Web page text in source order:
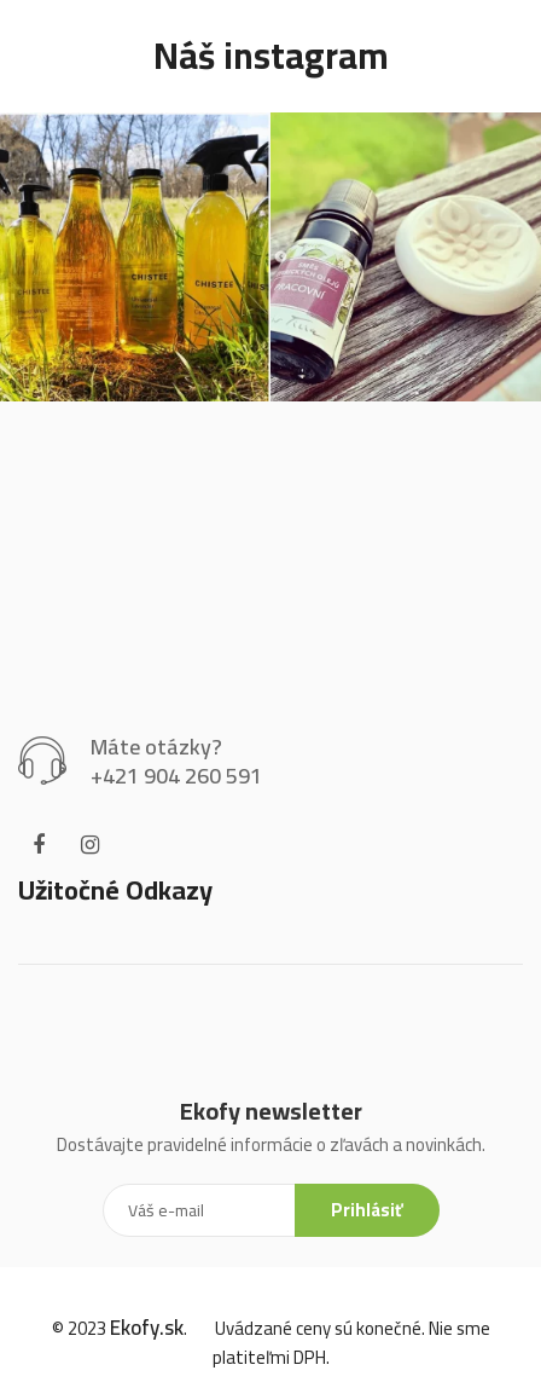
Náš instagram
Máte otázky?
+421 904 260 591
Užitočné Odkazy
Ekofy newsletter
Dostávajte pravidelné informácie o zľavách a novinkách.
Prihlásiť
© 2023Ekofy.sk.
Uvádzané ceny sú konečné. Nie sme
platiteľmi DPH.